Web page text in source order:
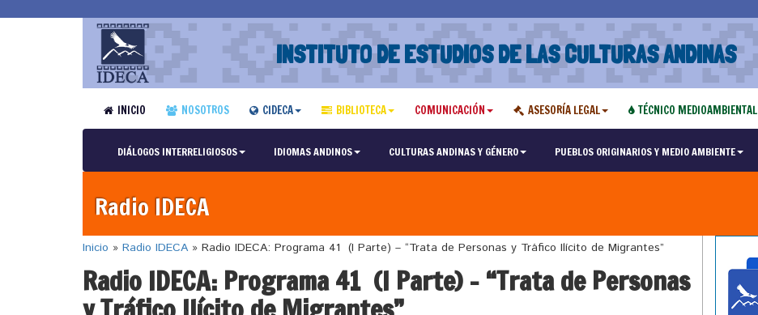
INSTITUTO DE ESTUDIOS DE LAS CULTURAS ANDINAS
INICIO NOSOTROS CIDECA BIBLIOTECA COMUNICACIÓN ASESORÍA LEGAL TÉCNICO MEDIOAMBIENTAL
DIÁLOGOS INTERRELIGIOSOS IDIOMAS ANDINOS CULTURAS ANDINAS Y GÉNERO PUEBLOS ORIGINARIOS Y MEDIO AMBIENTE
Radio IDECA
Inicio » Radio IDECA » Radio IDECA: Programa 41 (I Parte) – “Trata de Personas y Tráfico Ilícito de Migrantes”
Radio IDECA: Programa 41 (I Parte) – “Trata de Personas